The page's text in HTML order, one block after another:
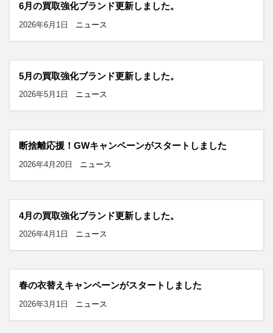
6月の買取強化ブランド更新しました。
2026年6月1日 ニュース
5月の買取強化ブランド更新しました。
2026年5月1日 ニュース
断捨離応援！GWキャンペーンがスタートしました
2026年4月20日 ニュース
4月の買取強化ブランド更新しました。
2026年4月1日 ニュース
春の衣替えキャンペーンがスタートしました
2026年3月1日 ニュース